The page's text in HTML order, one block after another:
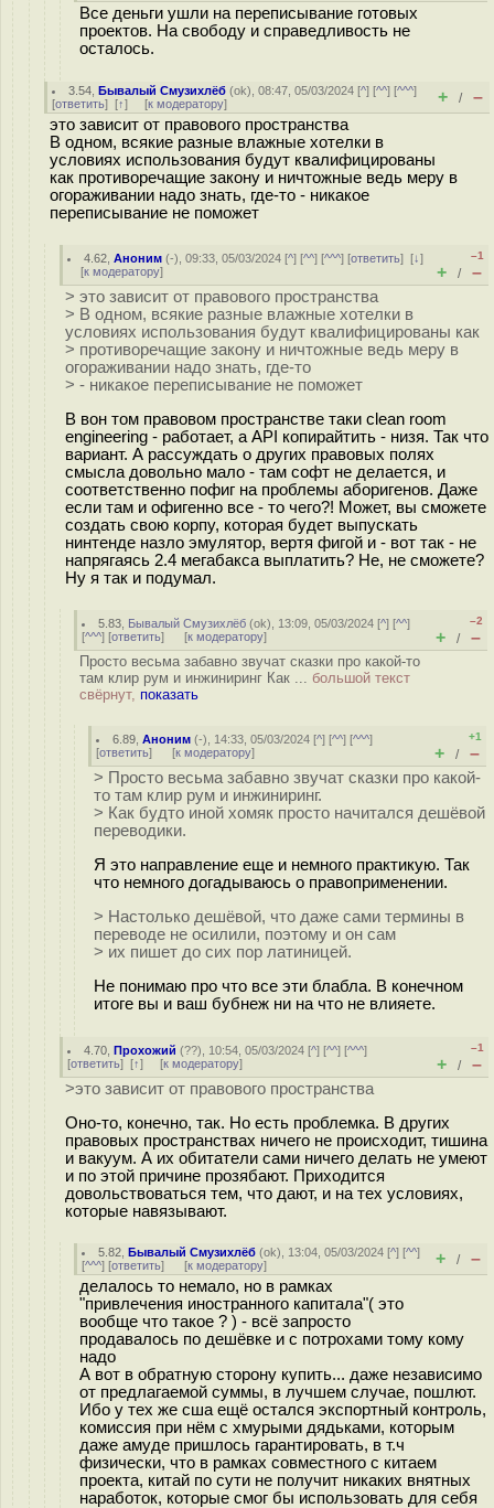
Все деньги ушли на переписывание готовых
проектов. На свободу и справедливость не
осталось.
3.54 ,Бывалый Смузихлёб (ok), 08:47, 05/03/2024 [^] [^^] [^^^]
[ответить] [↑] [к модератору] + / –
это зависит от правового пространства
В одном, всякие разные влажные хотелки в
условиях использования будут квалифицированы
как противоречащие закону и ничтожные ведь меру в
огораживании надо знать, где-то - никакое
переписывание не поможет
4.62 ,Аноним (-), 09:33, 05/03/2024 [^] [^^] [^^^] [ответить][↓]
[к модератору]
–1
+ / –
> это зависит от правового пространства
> В одном, всякие разные влажные хотелки в
условиях использования будут квалифицированы как
> противоречащие закону и ничтожные ведь меру в
огораживании надо знать, где-то
> - никакое переписывание не поможет
В вон том правовом пространстве таки clean room
engineering - работает, а API копирайтить - низя. Так что
вариант. А рассуждать о других правовых полях
смысла довольно мало - там софт не делается, и
соответственно пофиг на проблемы аборигенов. Даже
если там и офигенно все - то чего?! Может, вы сможете
создать свою корпу, которая будет выпускать
нинтенде назло эмулятор, вертя фигой и - вот так - не
напрягаясь 2.4 мегабакса выплатить? Не, не сможете?
Ну я так и подумал.
5.83 Бывалый Смузихлёб (ok), 13:09, 05/03/2024 [^] [^^]
[^^^] [ответить] [к модератору]
–2
+ / –
Просто весьма забавно звучат сказки про какой-то
там клир рум и инжиниринг Как ... большой текст
свёрнут, показать
6.89 ,Аноним (-), 14:33, 05/03/2024 [^] [^^] [^^^]
[ответить] [к модератору]
+1
+ / –
> Просто весьма забавно звучат сказки про какой-
то там клир рум и инжиниринг.
> Как будто иной хомяк просто начитался дешёвой
переводики.
Я это направление еще и немного практикую. Так
что немного догадываюсь о правоприменении.
> Настолько дешёвой, что даже сами термины в
переводе не осилили, поэтому и он сам
> их пишет до сих пор латиницей.
Не понимаю про что все эти блабла. В конечном
итоге вы и ваш бубнеж ни на что не влияете.
4.70 ,Прохожий (??), 10:54, 05/03/2024 [^] [^^] [^^^]
[ответить] [↑] [к модератору]
–1
+ / –
>это зависит от правового пространства
Оно-то, конечно, так. Но есть проблемка. В других
правовых пространствах ничего не происходит, тишина
и вакуум. А их обитатели сами ничего делать не умеют
и по этой причине прозябают. Приходится
довольствоваться тем, что дают, и на тех условиях,
которые навязывают.
5.82 ,Бывалый Смузихлёб (ok), 13:04, 05/03/2024 [^] [^^]
[^^^] [ответить] [к модератору] + / –
делалось то немало, но в рамках
"привлечения иностранного капитала"( это
вообще что такое ? ) - всё запросто
продавалось по дешёвке и с потрохами тому кому
надо
А вот в обратную сторону купить... даже независимо
от предлагаемой суммы, в лучшем случае, пошлют.
Ибо у тех же сша ещё остался экспортный контроль,
комиссия при нём с хмурыми дядьками, которым
даже амуде пришлось гарантировать, в т.ч
физически, что в рамках совместного с китаем
проекта, китай по сути не получит никаких внятных
наработок, которые смог бы использовать для себя